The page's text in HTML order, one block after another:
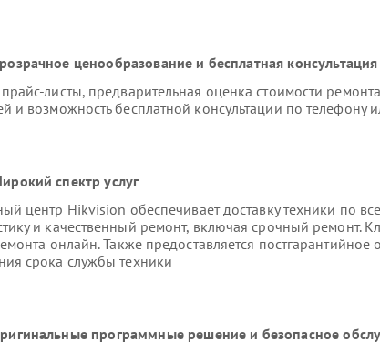
ценообразование и бесплатная консультация
листы, предварительная оценка стоимости
и возможность бесплатной консультации по телефону
спектр услуг
центр Hikvision обеспечивает доставку техники по
и качественный ремонт, включая срочный ремонт.
онлайн. Также предоставляется
срока службы техники
программные решение и безопасное